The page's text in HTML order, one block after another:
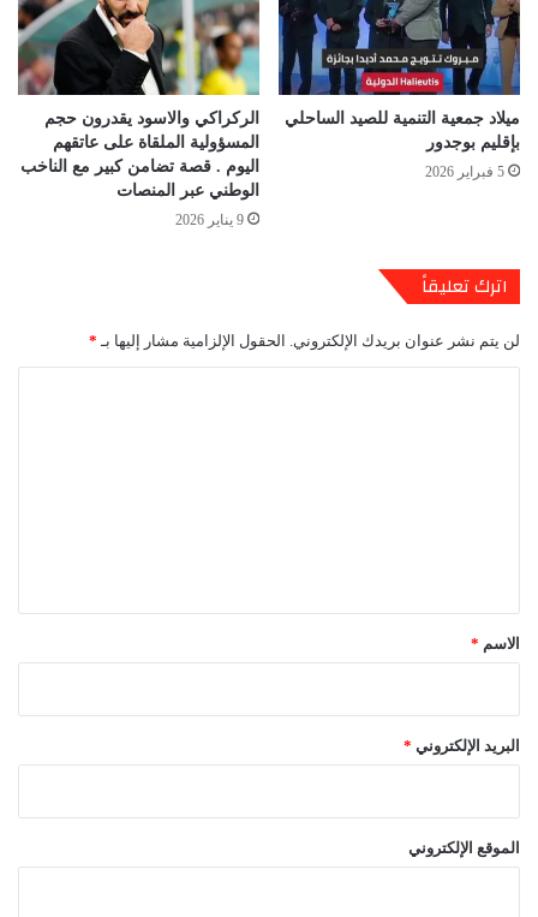
ميلاد جمعية التنمية للصيد الساحلي
بإقليم بوجدور
5 فبراير 2026
الركراكي والاسود يقدرون حجم
المسؤولية الملقاة على عاتقهم
اليوم . قصة تضامن كبير مع الناخب
الوطني عبر المنصات
9 يناير 2026
اترك تعليقاً
لن يتم نشر عنوان بريدك الإلكتروني. الحقول الإلزامية مشار إليها بـ *
*الاسم *
البريد الإلكتروني *
الموقع الإلكتروني